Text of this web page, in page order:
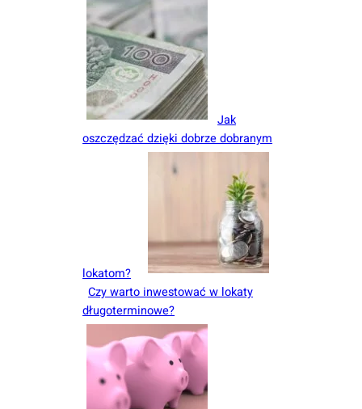
Jak
oszczędzać dzięki dobrze dobranym
lokatom?
Czy warto inwestować w lokaty
długoterminowe?